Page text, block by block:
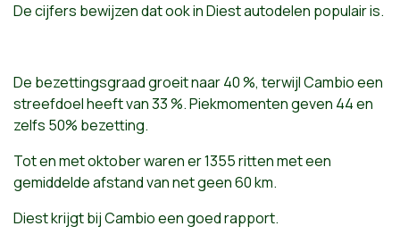
De cijfers bewijzen dat ook in Diest autodelen populair is.
De bezettingsgraad groeit naar 40 %, terwijl Cambio een
streefdoel heeft van 33 %. Piekmomenten geven 44 en
zelfs 50% bezetting.
Tot en met oktober waren er 1355 ritten met een
gemiddelde afstand van net geen 60 km.
Diest krijgt bij Cambio een goed rapport.